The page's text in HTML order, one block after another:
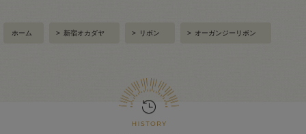
ホーム > 新宿オカダヤ > リボン > オーガンジーリボン